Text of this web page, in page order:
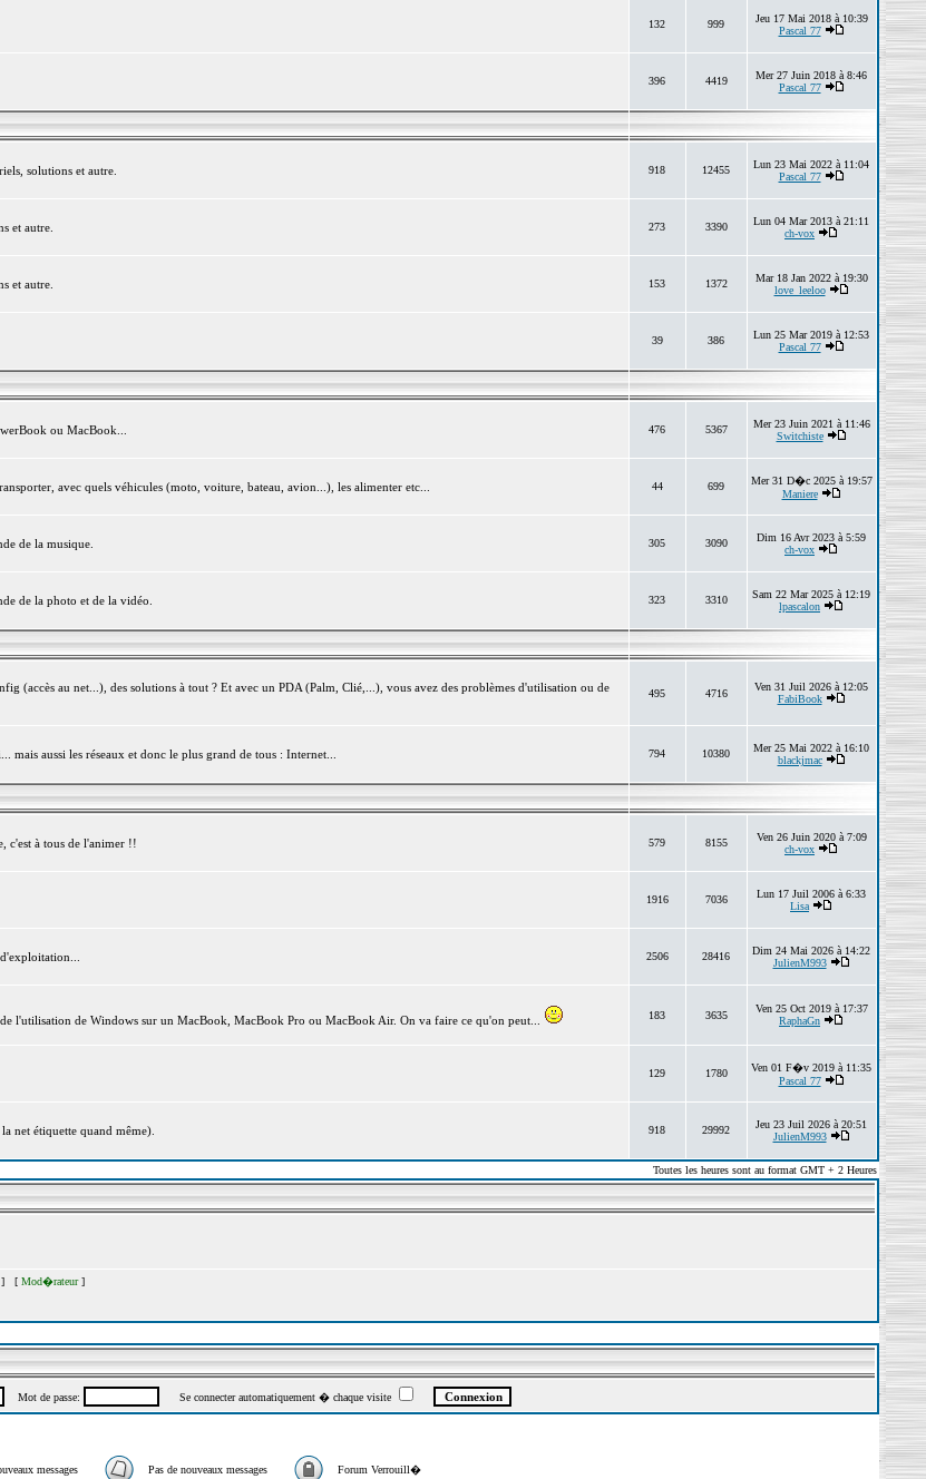
132 999
Jeu 17 Mai 2018 à 10:39
Pascal 77
396 4419
Mer 27 Juin 2018 à 8:46
Pascal 77
solutions et autre. 918 12455
Lun 23 Mai 2022 à 11:04
Pascal 77
et autre. 273 3390
Lun 04 Mar 2013 à 21:11
ch-vox
et autre. 153 1372
Mar 18 Jan 2022 à 19:30
love_leeloo
39 386
Lun 25 Mar 2019 à 12:53
Pascal 77
ou MacBook... 476 5367
Mer 23 Juin 2021 à 11:46
Switchiste
avec quels véhicules (moto, voiture, bateau, avion...), les alimenter etc... 44 699
Mer 31 D�c 2025 à 19:57
Maniere
de la musique. 305 3090
Dim 16 Avr 2023 à 5:59
ch-vox
de la photo et de la vidéo. 323 3310
Sam 22 Mar 2025 à 12:19
lpascalon
(accès au net...), des solutions à tout ? Et avec un PDA (Palm, Clié,...), vous avez des problèmes d'utilisation ou de
495 4716
Ven 31 Juil 2026 à 12:05
FabiBook
aussi les réseaux et donc le plus grand de tous : Internet... 794 10380
Mer 25 Mai 2022 à 16:10
blackjmac
c'est à tous de l'animer !! 579 8155
Ven 26 Juin 2020 à 7:09
ch-vox
1916 7036
Lun 17 Juil 2006 à 6:33
Lisa
2506 28416
Dim 24 Mai 2026 à 14:22
JulienM993
l'utilisation de Windows sur un MacBook, MacBook Pro ou MacBook Air. On va faire ce qu'on peut... 183 3635
Ven 25 Oct 2019 à 17:37
RaphaGn
129 1780
Ven 01 F�v 2019 à 11:35
Pascal 77
net étiquette quand même). 918 29992
Jeu 23 Juil 2026 à 20:51
JulienM993
Toutes les heures sont au format GMT + 2 Heures
[ Mod�rateur]
Mot de passe: Se connecter automatiquement � chaque visite
messages Pas de nouveaux messages Forum Verrouill�